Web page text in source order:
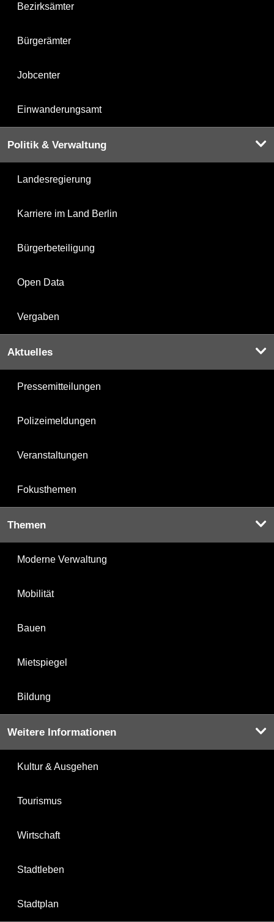
Bezirksämter
Bürgerämter
Jobcenter
Einwanderungsamt
Politik & Verwaltung
Landesregierung
Karriere im Land Berlin
Bürgerbeteiligung
Open Data
Vergaben
Aktuelles
Pressemitteilungen
Polizeimeldungen
Veranstaltungen
Fokusthemen
Themen
Moderne Verwaltung
Mobilität
Bauen
Mietspiegel
Bildung
Weitere Informationen
Kultur & Ausgehen
Tourismus
Wirtschaft
Stadtleben
Stadtplan